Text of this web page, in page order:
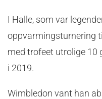
I Halle, som var
oppvarmingsturnering
med trofeet utrolige 10
i 2019.
Wimbledon vant han